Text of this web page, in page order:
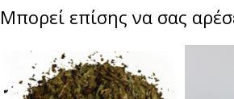
Μπορεί επίσης να σας